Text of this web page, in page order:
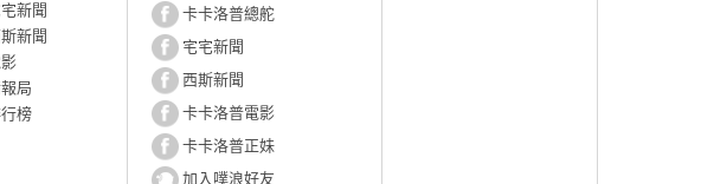
新聞
新聞
局
榜
卡卡洛普總舵
宅宅新聞
西斯新聞
卡卡洛普電影
卡卡洛普正妹
加入噗浪好友